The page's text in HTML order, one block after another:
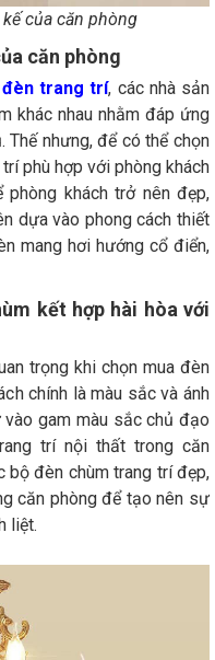
của căn phòng
căn phòng
đèn trang trí, các nhà sản
khác nhau nhằm đáp ứng
Thế nhưng, để có thể chọn
phù hợp với phòng khách
khách trở nên đẹp,
dựa vào phong cách thiết
mang hơi hướng cổ điển,
kết hợp hài hòa với
trọng khi chọn mua đèn
chính là màu sắc và ánh
gam màu sắc chủ đạo
trí nội thất trong căn
bộ đèn chùm trang trí đẹp,
căn phòng để tạo nên sự
liệt.